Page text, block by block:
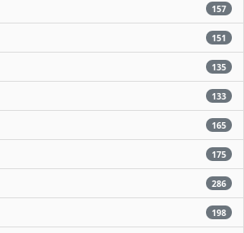
157
151
135
133
165
175
286
198